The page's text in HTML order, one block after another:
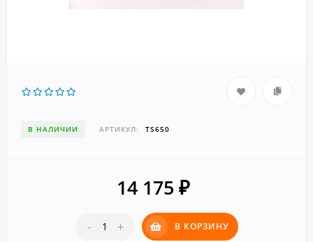
В НАЛИЧИИ АРТИКУЛ: TS650
14 175 ₽
- + В КОРЗИНУ